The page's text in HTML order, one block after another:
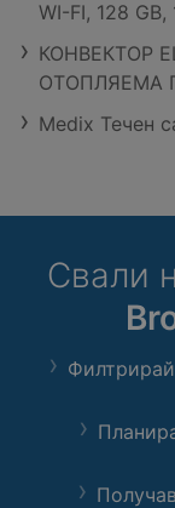
WI-FI, 128 GB,
КОНВЕКТОР
ОТОПЛЯЕМА
Medix Течен
Свали